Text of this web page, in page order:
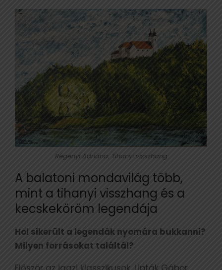
Régenyi Adriána: Tihanyi visszhang
A balatoni mondavilág több,
mint a tihanyi visszhang és a
kecskeköröm legendája
Hol sikerült a legendák nyomára bukkanni?
Milyen forrásokat találtál?